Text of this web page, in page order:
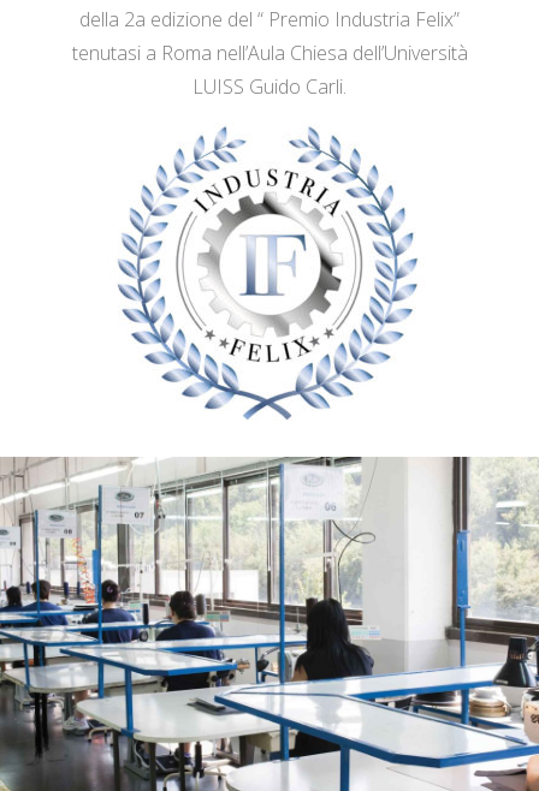
della 2a edizione del “ Premio Industria Felix”
tenutasi a Roma nell’Aula Chiesa dell’Università
LUISS Guido Carli.